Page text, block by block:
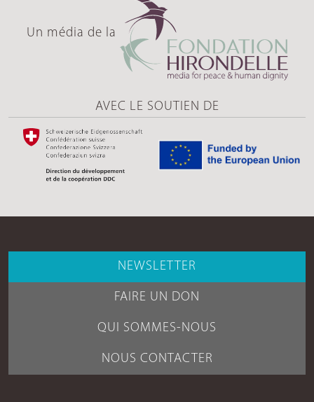
Un média de la
AVEC LE SOUTIEN DE
NEWSLETTER
FAIRE UN DON
QUI SOMMES-NOUS
NOUS CONTACTER